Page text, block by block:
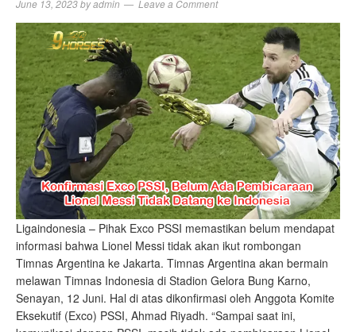
June 13, 2023byadmin Leave a Comment
Ligaindonesia – Pihak Exco PSSI memastikan belum mendapat
informasi bahwa Lionel Messi tidak akan ikut rombongan
Timnas Argentina ke Jakarta. Timnas Argentina akan bermain
melawan Timnas Indonesia di Stadion Gelora Bung Karno,
Senayan, 12 Juni. Hal di atas dikonfirmasi oleh Anggota Komite
Eksekutif (Exco) PSSI, Ahmad Riyadh. “Sampai saat ini,